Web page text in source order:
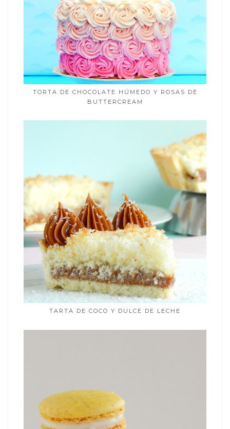
TORTA DE CHOCOLATE HÚMEDO Y ROSAS DE
BUTTERCREAM
TARTA DE COCO Y DULCE DE LECHE